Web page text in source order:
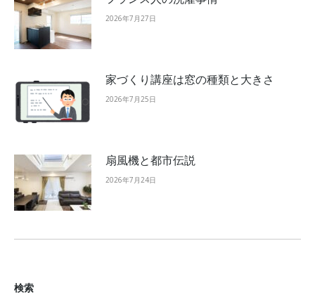
2026年7月27日
家づくり講座は窓の種類と大きさ
2026年7月25日
扇風機と都市伝説
2026年7月24日
検索